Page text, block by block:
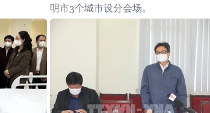
明市3个城市设分会场。